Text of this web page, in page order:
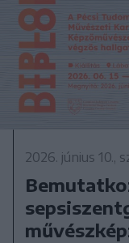
2026. június 10.,